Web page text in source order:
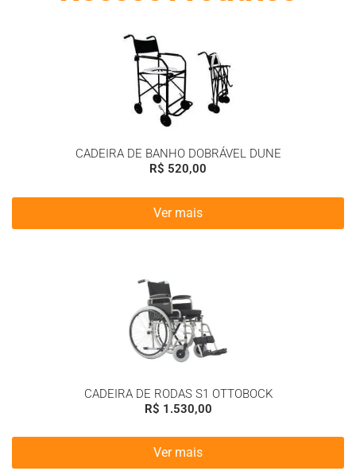
CADEIRA DE BANHO DOBRÁVEL DUNE
R$ 520,00
Ver mais
CADEIRA DE RODAS S1 OTTOBOCK
R$ 1.530,00
Ver mais